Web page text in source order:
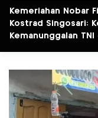
Kemeriahan Nobar
Kostrad Singosari:
Kemanunggalan TNI